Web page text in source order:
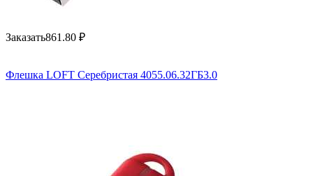
Заказать861.80 ₽
Флешка LOFT Серебристая 4055.06.32ГБ3.0